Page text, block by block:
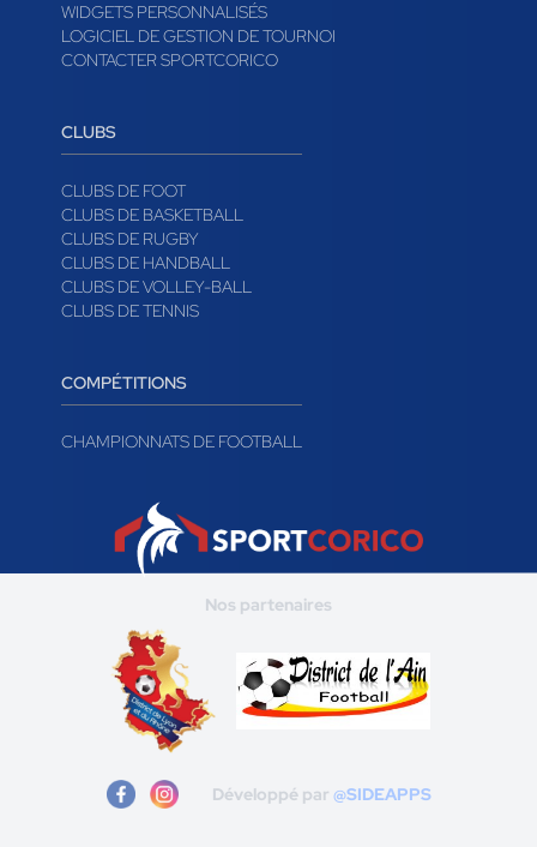
WIDGETS PERSONNALISÉS
LOGICIEL DE GESTION DE TOURNOI
CONTACTER SPORTCORICO
CLUBS
CLUBS DE FOOT
CLUBS DE BASKETBALL
CLUBS DE RUGBY
CLUBS DE HANDBALL
CLUBS DE VOLLEY-BALL
CLUBS DE TENNIS
COMPÉTITIONS
CHAMPIONNATS DE FOOTBALL
Nos partenaires
Développé par @SIDEAPPS